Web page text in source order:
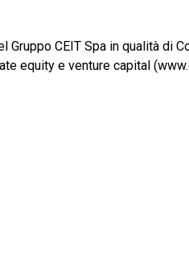
CEIT Spa in qualità di
equity e venture capital